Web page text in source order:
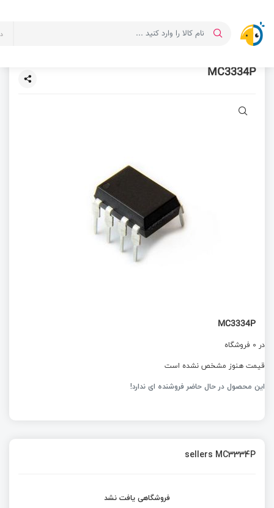
MC3334P
MC3334P
در 0 فروشگاه
قیمت هنوز مشخص نشده است
این محصول در حال حاضر فروشنده ای ندارد!
sellers MC3334P
فروشگاهی یافت نشد